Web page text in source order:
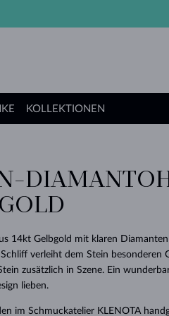
RICHTIGEN
DURCHSEHEN
LIEBE
DURCHSEHEN
GELBGOLD
ROSÉGOLD
ANGEBOT
DURCHSEHEN
TANSANITE
TOPASE
TURMALINE
MOLDAVITE
BABY-OHRRINGE
SCHÖN
DURCHSEHEN
TURMALINE
MOLDAVITE
MINERALKETTEN
PERLEN ANHÄNGER
WEISSGOLD
SIMPLEN
DURCHSEHEN
PERLEN
DURCHSEHEN
SAPHIRE
SMARAGDE
MOLDAVITE
MINERALIEN
HOCHZEITSSCHMUCK
KLENOTA
DURCHSEHEN
SCHENKEN
DURCHSEHEN
KOLLEKTIONEN
DURCHSEHEN
14kt Gelbgold mit klaren
verleiht dem Stein besonderen
zusätzlich in Szene. Ein
lieben.
im Schmuckatelier KLENOTA